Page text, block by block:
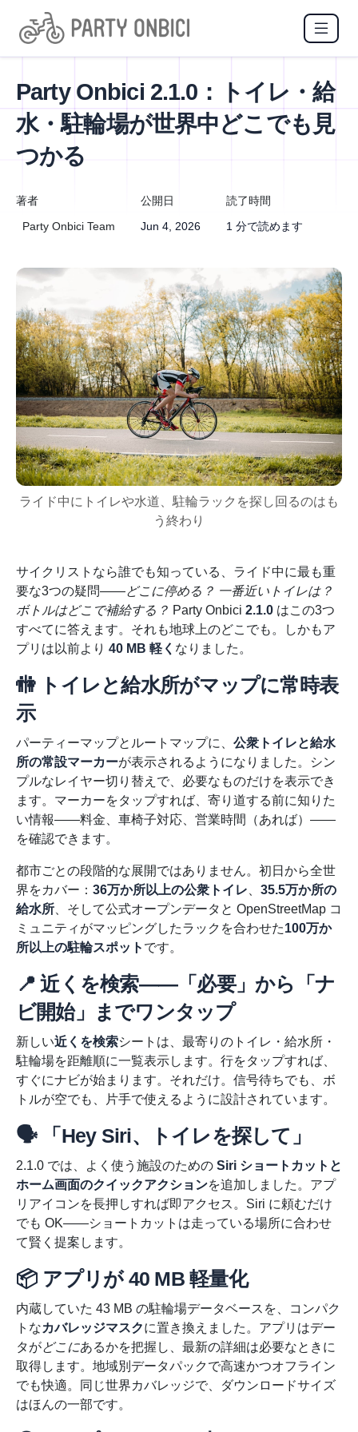
Party Onbici 2.1.0：トイレ・給
水・駐輪場が世界中どこでも見
つかる
著者
Party Onbici Team
公開日
Jun 4, 2026
読了時間
1 分で読めます
ライド中にトイレや水道、駐輪ラックを探し回るのはも
う終わり
サイクリストなら誰でも知っている、ライド中に最も重
要な3つの疑問——どこに停める？ 一番近いトイレは？
ボトルはどこで補給する？ Party Onbici 2.1.0 はこの3つ
すべてに答えます。それも地球上のどこでも。しかもア
プリは以前より 40 MB 軽く なりました。
🚻 トイレと給水所がマップに常時表
示
パーティーマップとルートマップに、 公衆トイレと給水
所の常設マーカーが表示されるようになりました。シン
プルなレイヤー切り替えで、必要なものだけを表示でき
ます。マーカーをタップすれば、寄り道する前に知りた
い情報——料金、車椅子対応、営業時間（あれば）——
を確認できます。
都市ごとの段階的な展開ではありません。初日から全世
界をカバー： 36万か所以上の公衆トイレ
35.5万か所の
給水所 、そして公式オープンデータと OpenStreetMap コ
ミュニティがマッピングしたラックを合わせた100万か
所以上の駐輪スポット です。
📍 近くを検索——「必要」から「ナ
ビ開始」までワンタップ
新しい近くを検索シートは、最寄りのトイレ・給水所・
駐輪場を距離順に一覧表示します。行をタップすれば、
すぐにナビが始まります。それだけ。信号待ちでも、ボ
トルが空でも、片手で使えるように設計されています。
🗣️ 「Hey Siri、トイレを探して」
2.1.0 では、よく使う施設のための Siri ショートカットと
ホーム画面のクイックアクションを追加しました。アプ
リアイコンを長押しすれば即アクセス。Siri に頼むだけ
でも OK——ショートカットは走っている場所に合わせ
て賢く提案します。
📦 アプリが 40 MB 軽量化
内蔵していた 43 MB の駐輪場データベースを、コンパク
トなカバレッジマスクに置き換えました。アプリはデー
タがどこにあるかを把握し、最新の詳細は必要なときに
取得します。地域別データパックで高速かつオフライン
でも快適。同じ世界カバレッジで、ダウンロードサイズ
はほんの一部です。